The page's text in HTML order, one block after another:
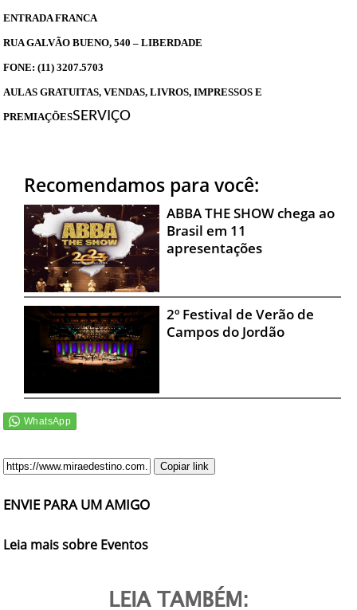
ENTRADA FRANCA
RUA GALVÃO BUENO, 540 – LIBERDADE
FONE: (11) 3207.5703
AULAS GRATUITAS, VENDAS, LIVROS, IMPRESSOS E
PREMIAÇÕESSERVIÇO
Recomendamos para você:
ABBA THE SHOW chega ao
Brasil em 11
apresentações
2º Festival de Verão de
Campos do Jordão
Copiar link
ENVIE PARA UM AMIGO
Leia mais sobre Eventos
LEIA TAMBÉM: